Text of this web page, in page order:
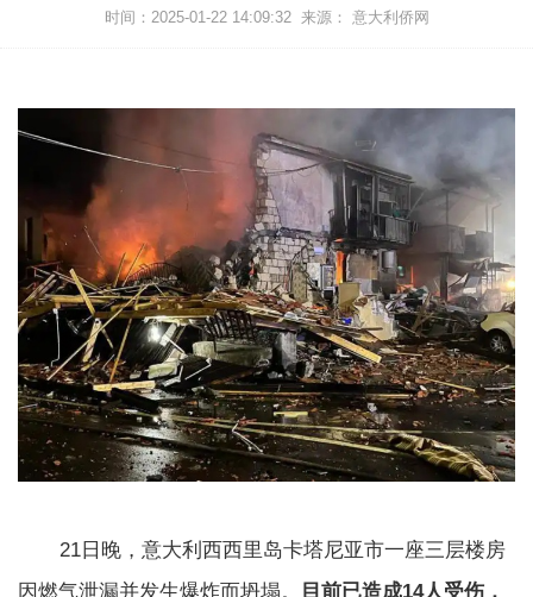
时间：2025-01-22 14:09:32 来源： 意大利侨网
21日晚，意大利西西里岛卡塔尼亚市一座三层楼房
因燃气泄漏并发生爆炸而坍塌。
目前已造成14人受伤，